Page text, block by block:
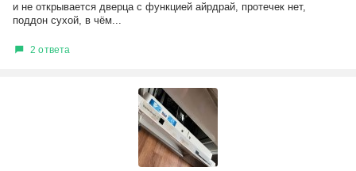
и не открывается дверца с функцией айрдрай, протечек нет,
поддон сухой, в чём...
2 ответа